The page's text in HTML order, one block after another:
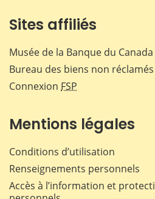
Sites affiliés
Musée de la Banque du Canada
Bureau des biens non réclamés
Connexion FSP
Mentions légales
Conditions d’utilisation
Renseignements personnels
Accès à l’information et